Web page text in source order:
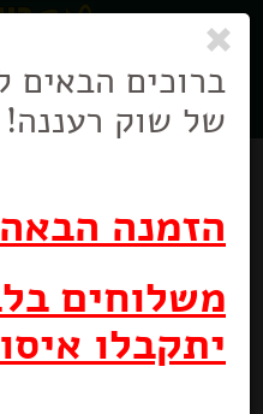
ניווט
בניווט
ברוכים הבאים
של שוק רעננה!
הזמנה הבאה
משלוחים
יתקבלו